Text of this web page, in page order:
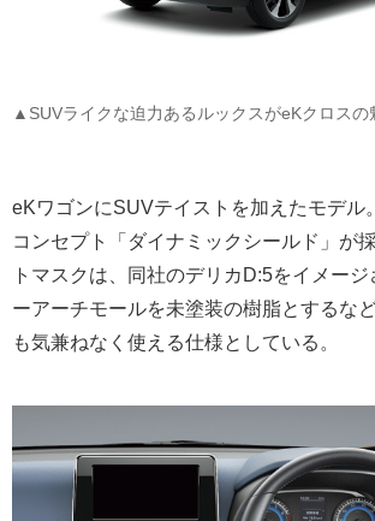
▲SUVライクな迫力あるルックスがeKクロスの
eKワゴンにSUVテイストを加えたモデル
コンセプト「ダイナミックシールド」が
トマスクは、同社のデリカD:5をイメー
ーアーチモールを未塗装の樹脂とするな
も気兼ねなく使える仕様としている。